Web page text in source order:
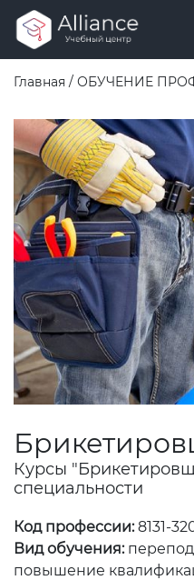
Главная / ОБУЧЕНИЕ
Курсы
специальности
Код профессии:8131-
Вид обучения:
повышение